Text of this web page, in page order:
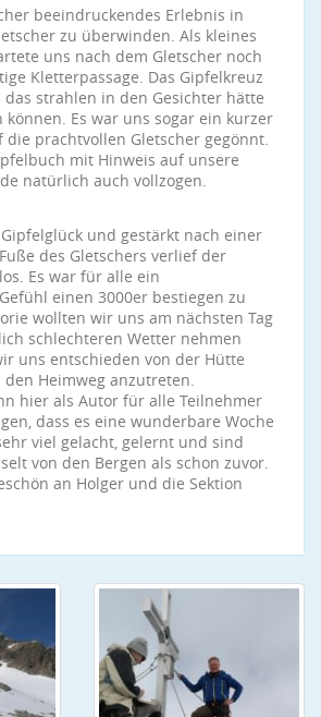
beeindruckendes Erlebnis in
zu überwinden. Als kleines
uns nach dem Gletscher noch
Kletterpassage. Das Gipfelkreuz
strahlen in den Gesichter hätte
Es war uns sogar ein kurzer
die prachtvollen Gletscher gegönnt.
mit Hinweis auf unsere
natürlich auch vollzogen.
und gestärkt nach einer
des Gletschers verlief der
Es war für alle ein
einen 3000er bestiegen zu
wollten wir uns am nächsten Tag
schlechteren Wetter nehmen
uns entschieden von der Hütte
Heimweg anzutreten.
hier als Autor für alle Teilnehmer
dass es eine wunderbare Woche
viel gelacht, gelernt und sind
von den Bergen als schon zuvor.
an Holger und die Sektion